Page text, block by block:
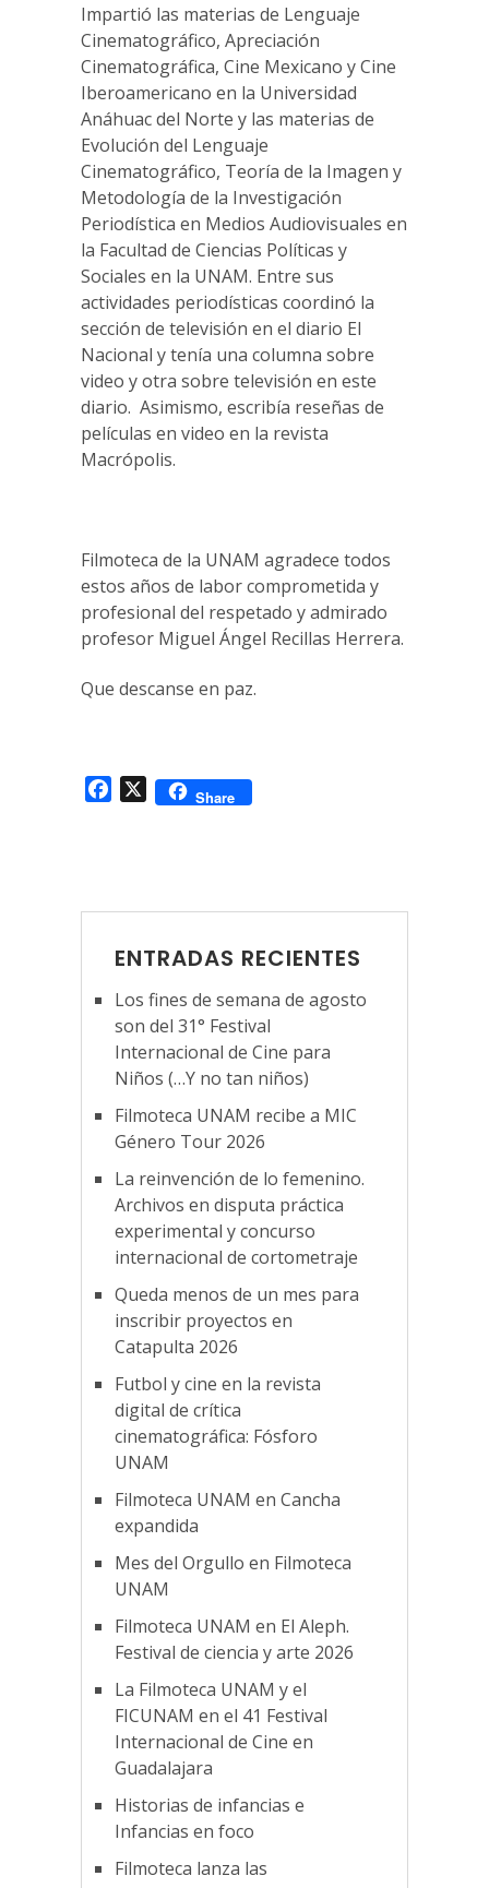
Impartió las materias de Lenguaje
Cinematográfico, Apreciación
Cinematográfica, Cine Mexicano y Cine
Iberoamericano en la Universidad
Anáhuac del Norte y las materias de
Evolución del Lenguaje
Cinematográfico, Teoría de la Imagen y
Metodología de la Investigación
Periodística en Medios Audiovisuales en
la Facultad de Ciencias Políticas y
Sociales en la UNAM. Entre sus
actividades periodísticas coordinó la
sección de televisión en el diario El
Nacional y tenía una columna sobre
video y otra sobre televisión en este
diario. Asimismo, escribía reseñas de
películas en video en la revista
Macrópolis.
Filmoteca de la UNAM agradece todos
estos años de labor comprometida y
profesional del respetado y admirado
profesor Miguel Ángel Recillas Herrera.
Que descanse en paz.
Facebook
X Share
ENTRADAS RECIENTES
Los fines de semana de agosto
son del 31° Festival
Internacional de Cine para
Niños (…Y no tan niños)
Filmoteca UNAM recibe a MIC
Género Tour 2026
La reinvención de lo femenino.
Archivos en disputa práctica
experimental y concurso
internacional de cortometraje
Queda menos de un mes para
inscribir proyectos en
Catapulta 2026
Futbol y cine en la revista
digital de crítica
cinematográfica: Fósforo
UNAM
Filmoteca UNAM en Cancha
expandida
Mes del Orgullo en Filmoteca
UNAM
Filmoteca UNAM en El Aleph.
Festival de ciencia y arte 2026
La Filmoteca UNAM y el
FICUNAM en el 41 Festival
Internacional de Cine en
Guadalajara
Historias de infancias e
Infancias en foco
Filmoteca lanza las